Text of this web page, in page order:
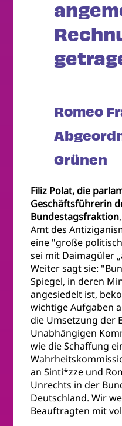
Romeo
Grünen
Filiz Polat, die
Geschäftsführerin
Bundestagsfraktion
Amt des
eine "große
sei mit Daimagüler
Weiter sagt sie:
Spiegel, in deren
angesiedelt ist,
wichtige Aufgaben
die Umsetzung der
Unabhängigen
wie die Schaffung
an Sinti*zze und
Unrechts in der
Deutschland. Wir
Beauftragten mit